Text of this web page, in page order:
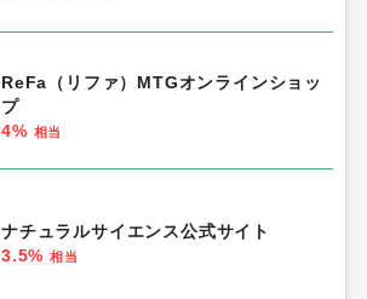
ReFa（リファ）MTGオンラインショッ
プ
4% 相当
ナチュラルサイエンス公式サイト
3.5% 相当